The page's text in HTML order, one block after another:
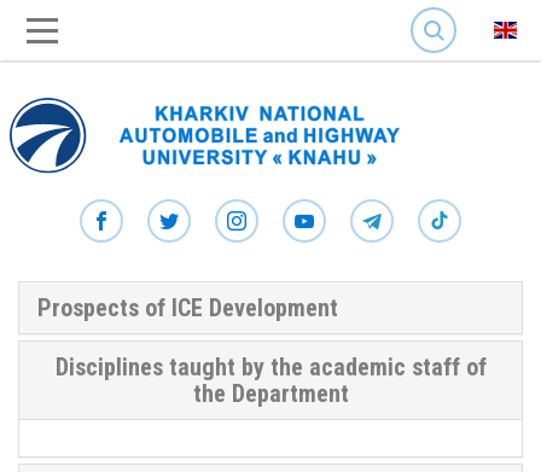
SEARCH
Prospects of ICE Development
Disciplines taught by the academic staff of
the Department